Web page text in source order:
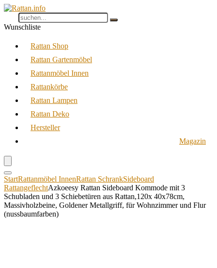
Wunschliste
Rattan Shop
Rattan Gartenmöbel
Rattanmöbel Innen
Rattankörbe
Rattan Lampen
Rattan Deko
Hersteller
Magazin
StartRattanmöbel InnenRattan SchrankSideboard
RattangeflechtAzkoeesy Rattan Sideboard Kommode mit 3
Schubladen und 3 Schiebetüren aus Rattan,120x 40x78cm,
Massivholzbeine, Goldener Metallgriff, für Wohnzimmer und Flur
(nussbaumfarben)